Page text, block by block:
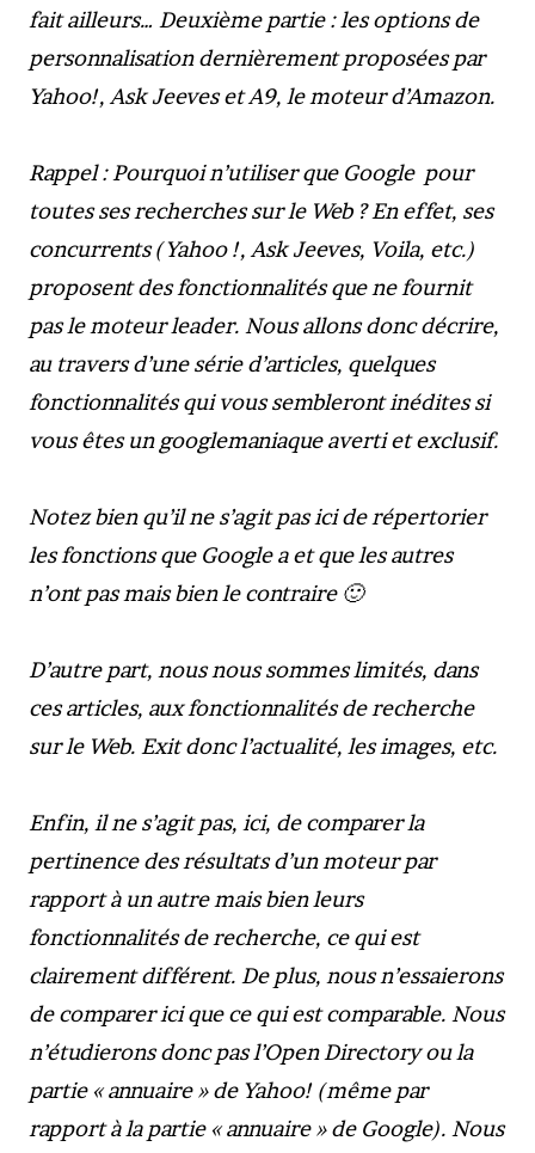
fait ailleurs… Deuxième partie : les options de
personnalisation dernièrement proposées par
Yahoo!, Ask Jeeves et A9, le moteur d’Amazon.
Rappel : Pourquoi n’utiliser que Google pour
toutes ses recherches sur le Web ? En effet, ses
concurrents (Yahoo !, Ask Jeeves, Voila, etc.)
proposent des fonctionnalités que ne fournit
pas le moteur leader. Nous allons donc décrire,
au travers d’une série d’articles, quelques
fonctionnalités qui vous sembleront inédites si
vous êtes un googlemaniaque averti et exclusif.
Notez bien qu’il ne s’agit pas ici de répertorier
les fonctions que Google a et que les autres
n’ont pas mais bien le contraire 🙂
D’autre part, nous nous sommes limités, dans
ces articles, aux fonctionnalités de recherche
sur le Web. Exit donc l’actualité, les images, etc.
Enfin, il ne s’agit pas, ici, de comparer la
pertinence des résultats d’un moteur par
rapport à un autre mais bien leurs
fonctionnalités de recherche, ce qui est
clairement différent. De plus, nous n’essaierons
de comparer ici que ce qui est comparable. Nous
n’étudierons donc pas l’Open Directory ou la
partie « annuaire » de Yahoo! (même par
rapport à la partie « annuaire » de Google). Nous